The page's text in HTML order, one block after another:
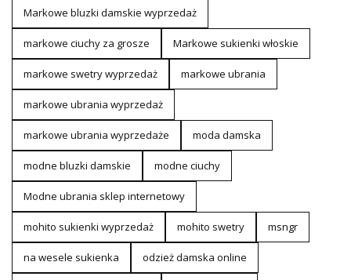
Markowe bluzki damskie wyprzedaż
markowe ciuchy za grosze Markowe sukienki włoskie
markowe swetry wyprzedaż markowe ubrania
markowe ubrania wyprzedaż
markowe ubrania wyprzedaże moda damska
modne bluzki damskie modne ciuchy
Modne ubrania sklep internetowy
mohito sukienki wyprzedaż mohito swetry msngr
na wesele sukienka odzież damska online